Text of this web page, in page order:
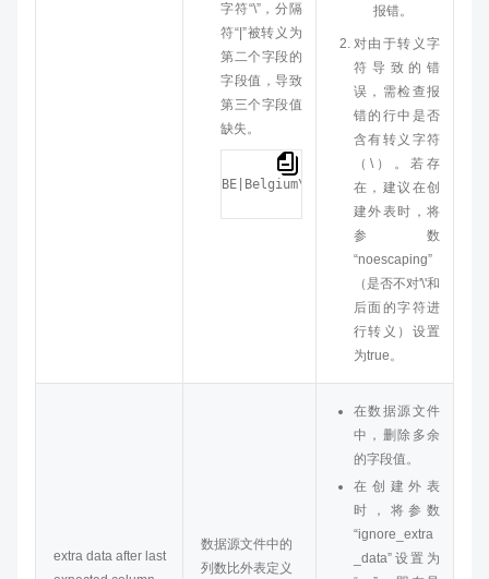
字符“\”，分隔
符“|”被转义为
第二个字段的
字段值，导致
第三个字段值
缺失。
BE|Belgium\|1
报错。
对由于转义字
符导致的错
误，需检查报
错的行中是否
含有转义字符
（\）。若存
在，建议在创
建外表时，将
参数
“noescaping”
（是否不对'\'和
后面的字符进
行转义）设置
为true。
extra data after last
数据源文件中的
列数比外表定义
在数据源文件
中，删除多余
的字段值。
在创建外表
时，将参数
“ignore_extra
_data”设置为